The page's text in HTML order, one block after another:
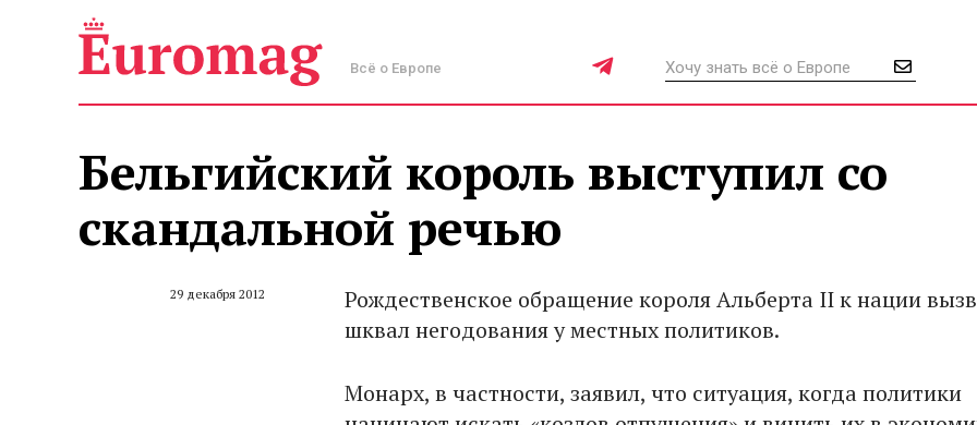
Всё о Европе
Бельгийский король выступил со
скандальной речью
29 декабря 2012
Рождественское обращение короля Альберта II к нации
шквал негодования у местных политиков.
Монарх, в частности, заявил, что ситуация, когда политики